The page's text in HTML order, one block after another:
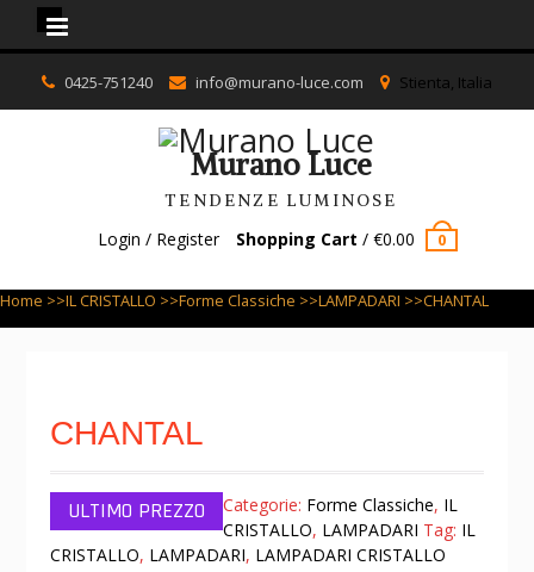
content
0425-751240 info@murano-luce.com Stienta, Italia
Murano Luce
TENDENZE LUMINOSE
Login / Register Shopping Cart /€0.00 0
Home >>IL CRISTALLO >>Forme Classiche >>LAMPADARI >>CHANTAL
CHANTAL
Categorie: Forme Classiche, IL
CRISTALLO, LAMPADARI Tag: IL
CRISTALLO, LAMPADARI, LAMPADARI CRISTALLO
Murano Luce